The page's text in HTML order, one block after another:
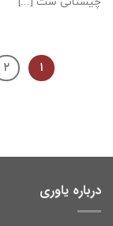
۱ ۲
درباره یاوری